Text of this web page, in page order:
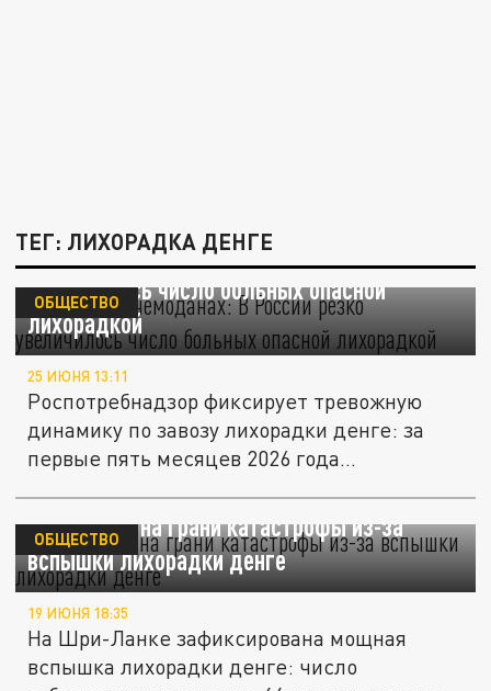
ТЕГ: ЛИХОРАДКА ДЕНГЕ
Привозят в чемоданах: В России резко
увеличилось число больных опасной
лихорадкой
ОБЩЕСТВО
25 ИЮНЯ 13:11
Роспотребнадзор фиксирует тревожную
динамику по завозу лихорадки денге: за
первые пять месяцев 2026 года...
Шри-Ланка на грани катастрофы из-за
вспышки лихорадки денге
ОБЩЕСТВО
19 ИЮНЯ 18:35
На Шри-Ланке зафиксирована мощная
вспышка лихорадки денге: число